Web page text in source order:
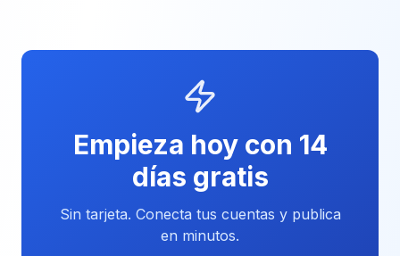
Empieza hoy con 14
días gratis
Sin tarjeta. Conecta tus cuentas y publica
en minutos.